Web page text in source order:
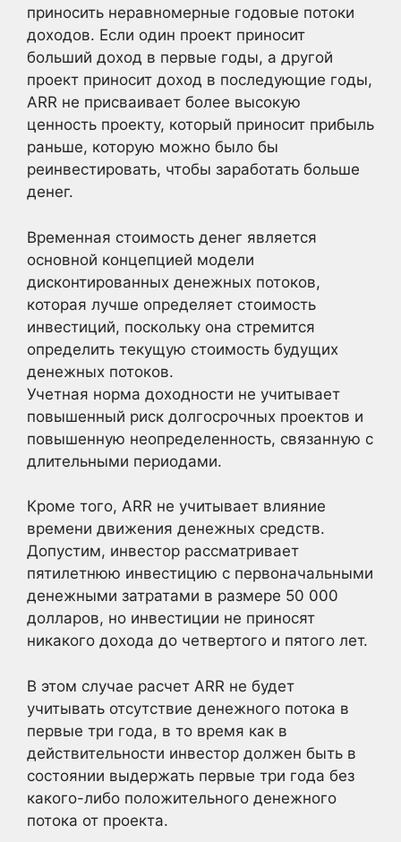
приносить неравномерные годовые потоки
доходов. Если один проект приносит
больший доход в первые годы, а другой
проект приносит доход в последующие годы,
ARR не присваивает более высокую
ценность проекту, который приносит прибыль
раньше, которую можно было бы
реинвестировать, чтобы заработать больше
денег.
Временная стоимость денег является
основной концепцией модели
дисконтированных денежных потоков,
которая лучше определяет стоимость
инвестиций, поскольку она стремится
определить текущую стоимость будущих
денежных потоков.
Учетная норма доходности не учитывает
повышенный риск долгосрочных проектов и
повышенную неопределенность, связанную с
длительными периодами.
Кроме того, ARR не учитывает влияние
времени движения денежных средств.
Допустим, инвестор рассматривает
пятилетнюю инвестицию с первоначальными
денежными затратами в размере 50 000
долларов, но инвестиции не приносят
никакого дохода до четвертого и пятого лет.
В этом случае расчет ARR не будет
учитывать отсутствие денежного потока в
первые три года, в то время как в
действительности инвестор должен быть в
состоянии выдержать первые три года без
какого-либо положительного денежного
потока от проекта.